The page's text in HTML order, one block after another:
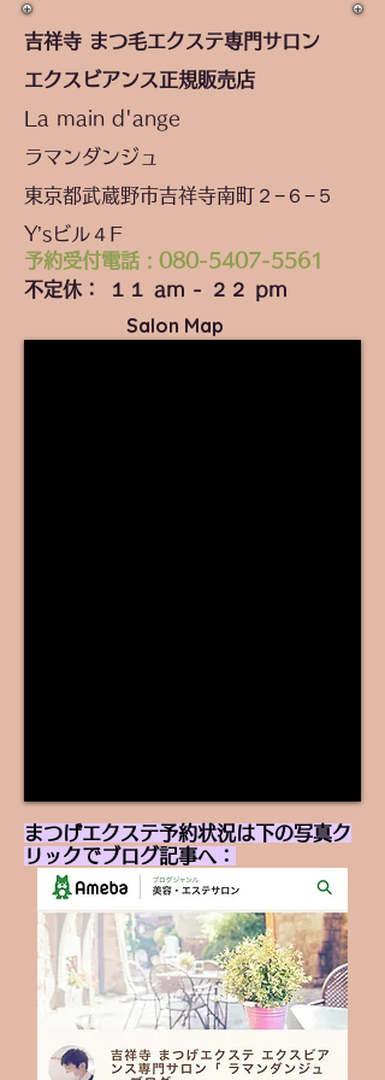
吉祥寺 まつ毛エクステ専門サロン
エクスビアンス正規販売店
La main d'ange
ラマンダンジュ
東京都武蔵野市吉祥寺南町２−６−５
Y’sビル４F
予約受付電話 : 080-5407-5561
不定休： １１ am - ２２ pm
Salon Map
まつげエクステ予約状況は下の写真ク
リックでブログ記事へ：